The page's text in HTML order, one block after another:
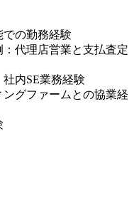
での勤務経験
：代理店営業と支払査定
内SE業務経験
ングファームとの協業経